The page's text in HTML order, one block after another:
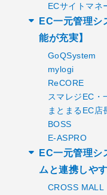
ECサイトマネ
EC一元管理シ
能が充実】
GoQSystem
mylogi
ReCORE
スマレジEC・
まとまるEC店
BOSS
E-ASPRO
EC一元管理シ
ムと連携しやす
CROSS MALL